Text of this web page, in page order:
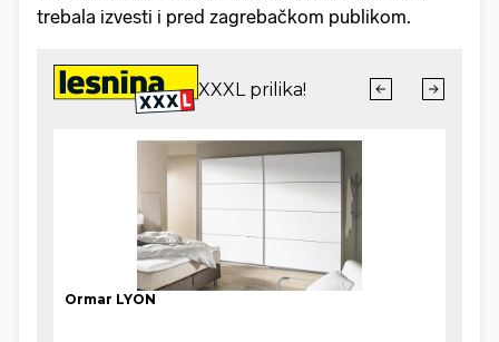
trebala izvesti i pred zagrebačkom publikom.